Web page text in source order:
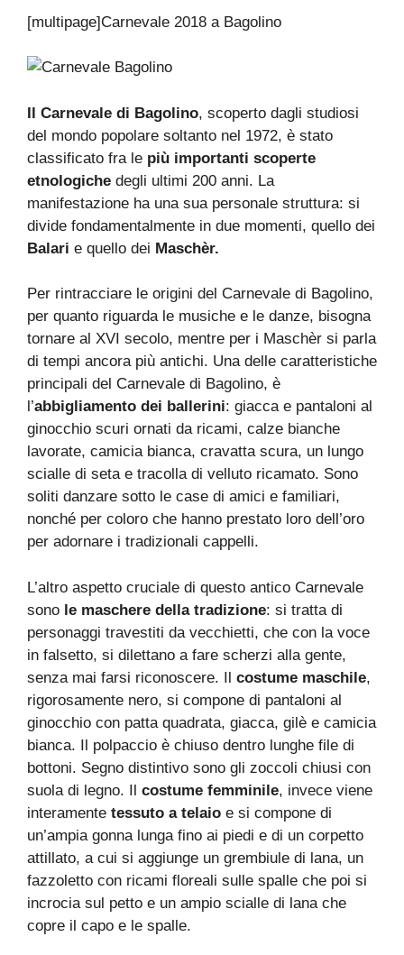
[multipage]Carnevale 2018 a Bagolino
Il Carnevale di Bagolino, scoperto dagli studiosi
del mondo popolare soltanto nel 1972, è stato
classificato fra le più importanti scoperte
etnologiche degli ultimi 200 anni. La
manifestazione ha una sua personale struttura: si
divide fondamentalmente in due momenti, quello dei
Balari e quello dei Maschèr.
Per rintracciare le origini del Carnevale di Bagolino,
per quanto riguarda le musiche e le danze, bisogna
tornare al XVI secolo, mentre per i Maschèr si parla
di tempi ancora più antichi. Una delle caratteristiche
principali del Carnevale di Bagolino, è
l’abbigliamento dei ballerini: giacca e pantaloni al
ginocchio scuri ornati da ricami, calze bianche
lavorate, camicia bianca, cravatta scura, un lungo
scialle di seta e tracolla di velluto ricamato. Sono
soliti danzare sotto le case di amici e familiari,
nonché per coloro che hanno prestato loro dell’oro
per adornare i tradizionali cappelli.
L’altro aspetto cruciale di questo antico Carnevale
sono le maschere della tradizione: si tratta di
personaggi travestiti da vecchietti, che con la voce
in falsetto, si dilettano a fare scherzi alla gente,
senza mai farsi riconoscere. Il costume maschile,
rigorosamente nero, si compone di pantaloni al
ginocchio con patta quadrata, giacca, gilè e camicia
bianca. Il polpaccio è chiuso dentro lunghe file di
bottoni. Segno distintivo sono gli zoccoli chiusi con
suola di legno. Il costume femminile, invece viene
interamente tessuto a telaio e si compone di
un’ampia gonna lunga fino ai piedi e di un corpetto
attillato, a cui si aggiunge un grembiule di lana, un
fazzoletto con ricami floreali sulle spalle che poi si
incrocia sul petto e un ampio scialle di lana che
copre il capo e le spalle.